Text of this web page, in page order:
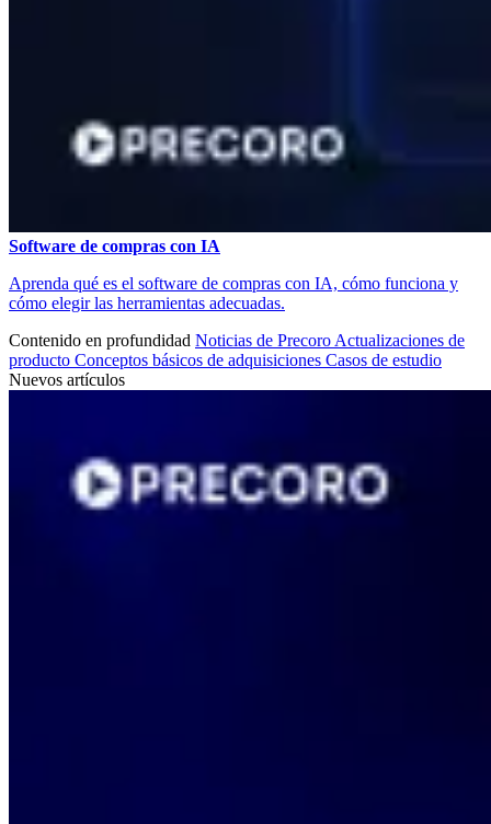
Software de compras con IA
Aprenda qué es el software de compras con IA, cómo funciona y
cómo elegir las herramientas adecuadas.
Contenido en profundidad Noticias de Precoro Actualizaciones de
producto Conceptos básicos de adquisiciones Casos de estudio
Nuevos artículos